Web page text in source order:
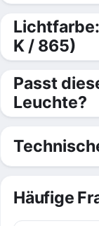
K / 865)
Passt
Leuchte?
Häufige